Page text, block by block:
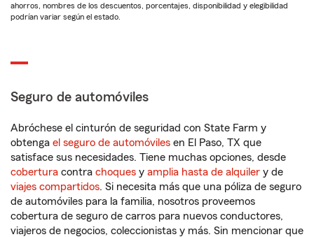
ahorros, nombres de los descuentos, porcentajes, disponibilidad y elegibilidad
podrían variar según el estado.
Seguro de automóviles
Abróchese el cinturón de seguridad con State Farm y
obtenga el seguro de automóviles en El Paso, TX que
satisface sus necesidades. Tiene muchas opciones, desde
cobertura contra choques y amplia hasta de alquiler y de
viajes compartidos. Si necesita más que una póliza de seguro
de automóviles para la familia, nosotros proveemos
cobertura de seguro de carros para nuevos conductores,
viajeros de negocios, coleccionistas y más. Sin mencionar que